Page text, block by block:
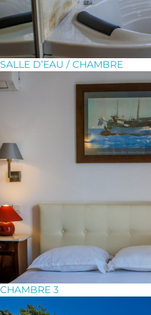
SALLE D’EAU / CHAMBRE
CHAMBRE 3